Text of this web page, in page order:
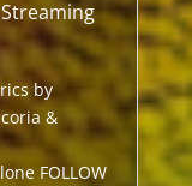
by
&
FOLLOW